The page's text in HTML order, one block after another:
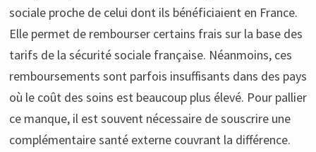
sociale proche de celui dont ils bénéficiaient en France.
Elle permet de rembourser certains frais sur la base des
tarifs de la sécurité sociale française. Néanmoins, ces
remboursements sont parfois insuffisants dans des pays
où le coût des soins est beaucoup plus élevé. Pour pallier
ce manque, il est souvent nécessaire de souscrire une
complémentaire santé externe couvrant la différence.